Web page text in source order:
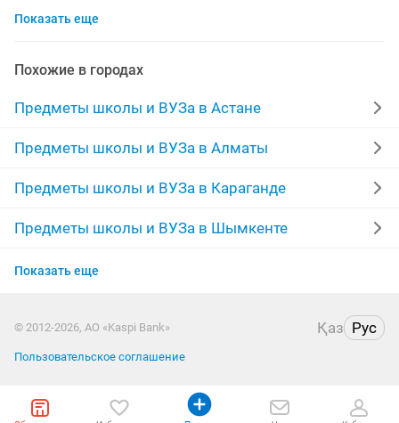
Показать еще
Похожие в городах
Предметы школы и ВУЗа в Астане
Предметы школы и ВУЗа в Алматы
Предметы школы и ВУЗа в Караганде
Предметы школы и ВУЗа в Шымкенте
Предметы школы и ВУЗа в Усть-Каменогорске
Предметы школы и ВУЗа в Костанае
Предметы школы и ВУЗа в Павлодаре
Показать еще
© 2012-2026, АО «Kaspi Bank» Қаз Рус
Пользовательское соглашение